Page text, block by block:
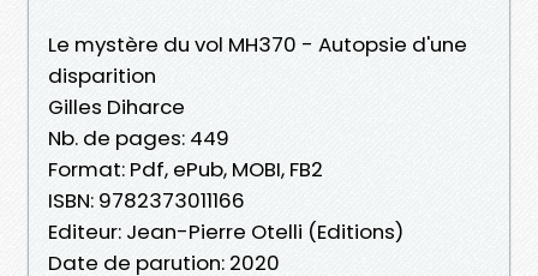
Le mystère du vol MH370 - Autopsie d'une
disparition
Gilles Diharce
Nb. de pages: 449
Format: Pdf, ePub, MOBI, FB2
ISBN: 9782373011166
Editeur: Jean-Pierre Otelli (Editions)
Date de parution: 2020